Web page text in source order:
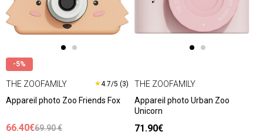
-5%
THE ZOOFAMILY ★4.7/5 (3)
Appareil photo Zoo Friends Fox
66.40€69.90 €
THE ZOOFAMILY
Appareil photo Urban Zoo
Unicorn
71.90€